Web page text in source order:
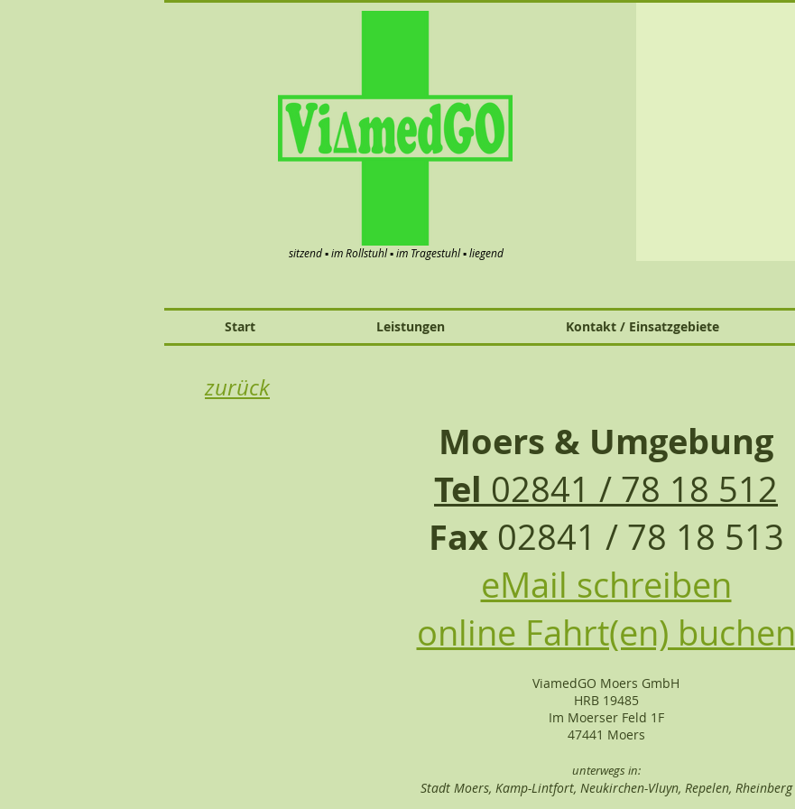
sitzend ▪ im Rollstuhl ▪ im Tragestuhl ▪ liegend
Start Leistungen Kontakt / Einsatzgebiete
zurück
Moers & Umgebung
Tel 02841 / 78 18 512
Fax02841 / 78 18 513
eMail schreiben
online Fahrt(en) buchen
ViamedGO Moers GmbH
HRB 19485
Im Moerser Feld 1F
47441 Moers
unterwegs in:
Stadt Moers, Kamp-Lintfort, Neukirchen-Vluyn, Repelen, Rheinberg